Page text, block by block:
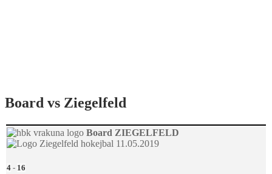
Board vs Ziegelfeld
Board ZIEGELFELD
11.05.2019
4 - 16